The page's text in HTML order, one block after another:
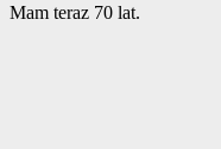
Mam teraz 70 lat.